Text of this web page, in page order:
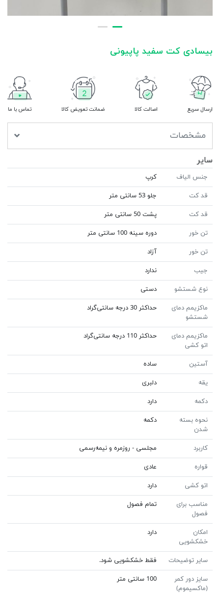
بیسادی کت سفید پاپیونی
ارسال سریع اصالت کالا ضمانت تعویض کالا تماس با ما
مشخصات
سایر
جنس الیاف کرپ
قد کت جلو 53 سانتی متر
قد کت پشت 50 سانتی متر
تن خور دوره سینه 100 سانتی متر
تن خور آزاد
جیب ندارد
نوع شستشو دستی
ماکزیمم دمای
شستشو
حداکثر 30 درجه سانتی‌گراد
ماکزیمم دمای
اتو کشی
حداکثر 110 درجه سانتی‌گراد
آستین ساده
یقه دلبری
دکمه دارد
نحوه بسته
شدن
دکمه
کاربرد مجلسی - روزمره و نیمه‌رسمی
قواره عادی
اتو کشی دارد
مناسب برای
فصول
تمام فصول
امکان
خشکشویی
دارد
سایر توضیحات فقط خشکشویی شود.
سایز دور کمر
(ماکسیموم)
100 سانتی متر